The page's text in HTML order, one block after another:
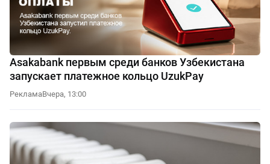
Asakabank первым среди банков Узбекистана
запускает платежное кольцо UzukPay
РекламаВчера, 13:00